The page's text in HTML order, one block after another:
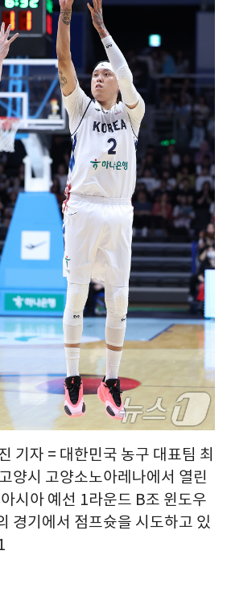
기자 = 대한민국 농구 대표팀 최
양시 고양소노아레나에서 열린
시아 예선 1라운드 B조 윈도우
경기에서 점프슛을 시도하고 있